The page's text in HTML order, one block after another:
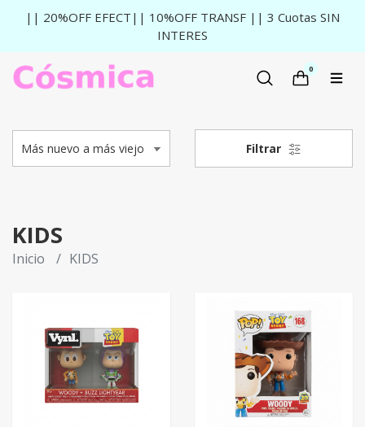
|| 20%OFF EFECT|| 10%OFF TRANSF || 3 Cuotas SIN
INTERES
0
Filtrar
KIDS
Inicio KIDS